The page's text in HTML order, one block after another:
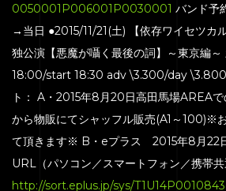
ACCESS
BLOG
0050001P006001P0030001 バンド予
→当日 ●2015/11/21(土) 【依存ワイセツカ
独公演【悪魔が囁く最後の詞】～東京編
18:00/start 18:30 adv \3.300/day \3.800
ト： A・2015年8月20日高田馬場AREA
から物販にてシャッフル販売(A1～100)※
て頂きます※ B・eプラス 2015年8月22
URL（パソコン／スマートフォン／携帯共
http://sort.eplus.jp/sys/